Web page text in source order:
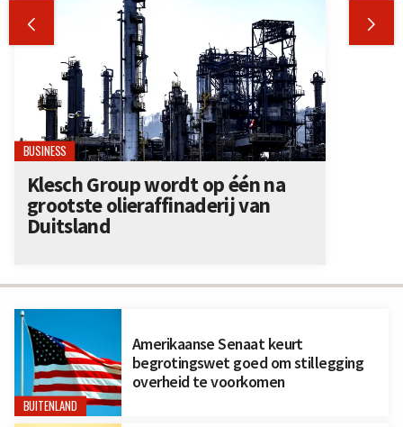
BUITENLAND
Amerikaanse Senaat keurt
begrotingswet goed om stillegging
overheid te voorkomen
 
BUSINESS
Klesch Group wordt op één na
grootste olieraffinaderij van
Duitsland